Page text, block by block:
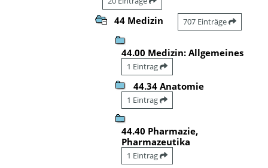
44 Medizin 707 Einträge
44.00 Medizin: Allgemeines
1 Eintrag
44.34 Anatomie
1 Eintrag
44.40 Pharmazie,
Pharmazeutika
1 Eintrag